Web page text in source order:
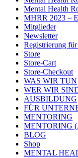
Mental Health
MHRR 2023 –
Mitglieder
Newsletter
Registrierung
Store
Store-Cart
Store-Checkout
WAS WIR TUN
WER WIR
AUSBILDUNG
FÜR
MENTORING
MENTORING
BLOG
Shop
MENTAL